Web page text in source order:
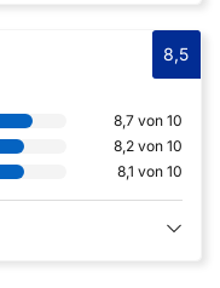
8,5
8,7 von 10
8,2 von 10
8,1 von 10